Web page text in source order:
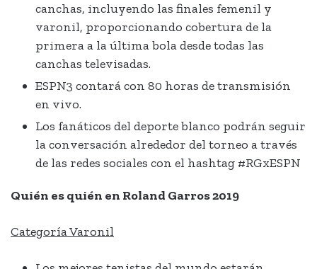
canchas, incluyendo las finales femenil y
varonil, proporcionando cobertura de la
primera a la última bola desde todas las
canchas televisadas.
ESPN3 contará con 80 horas de transmisión
en vivo.
Los fanáticos del deporte blanco podrán seguir
la conversación alrededor del torneo a través
de las redes sociales con el hashtag #RGxESPN
Quién es quién en Roland Garros 2019
Categoría Varonil